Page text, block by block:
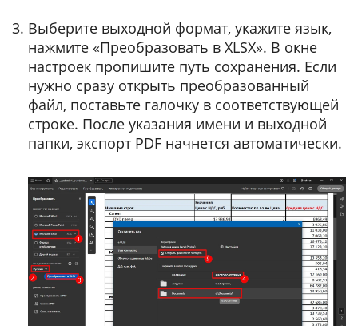
Выберите выходной формат, укажите язык,
нажмите «Преобразовать в XLSX». В окне
настроек пропишите путь сохранения. Если
нужно сразу открыть преобразованный
файл, поставьте галочку в соответствующей
строке. После указания имени и выходной
папки, экспорт PDF начнется автоматически.